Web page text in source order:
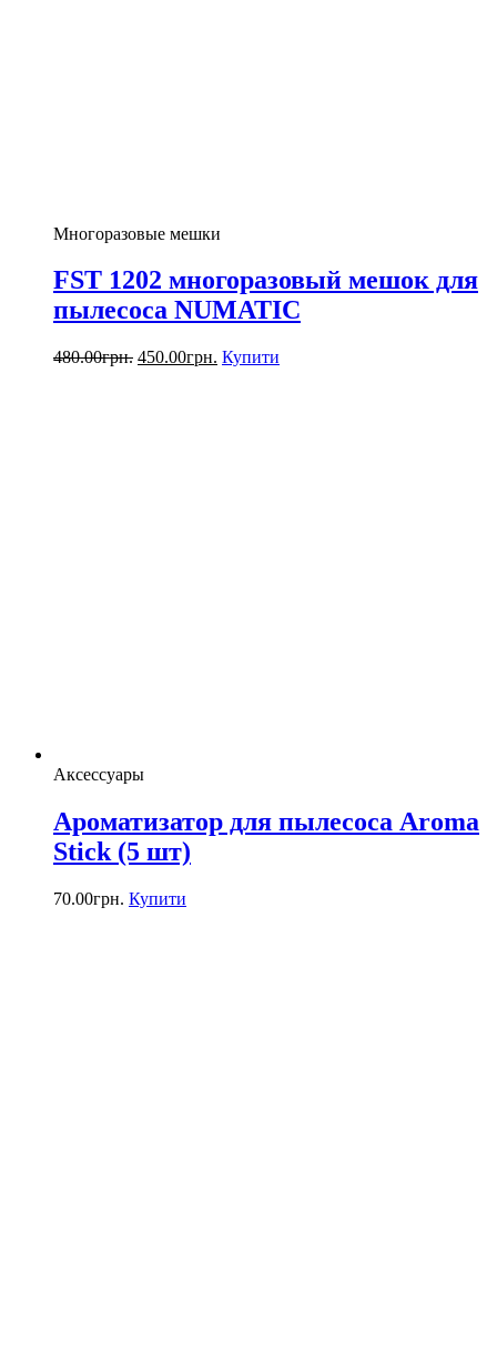
Многоразовые мешки
FST 1202 многоразовый мешок для
пылесоса NUMATIC
480.00грн. 450.00грн. Купити
Аксессуары
Ароматизатор для пылесоса Aroma
Stick (5 шт)
70.00грн. Купити